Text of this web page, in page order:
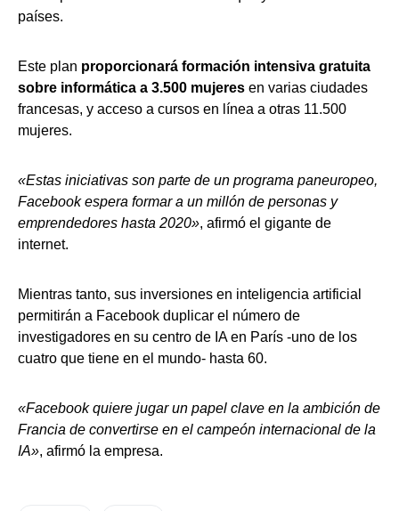
países.
Este plan proporcionará formación intensiva gratuita
sobre informática a 3.500 mujeres en varias ciudades
francesas, y acceso a cursos en línea a otras 11.500
mujeres.
«Estas iniciativas son parte de un programa paneuropeo,
Facebook espera formar a un millón de personas y
emprendedores hasta 2020», afirmó el gigante de
internet.
Mientras tanto, sus inversiones en inteligencia artificial
permitirán a Facebook duplicar el número de
investigadores en su centro de IA en París -uno de los
cuatro que tiene en el mundo- hasta 60.
«Facebook quiere jugar un papel clave en la ambición de
Francia de convertirse en el campeón internacional de la
IA», afirmó la empresa.